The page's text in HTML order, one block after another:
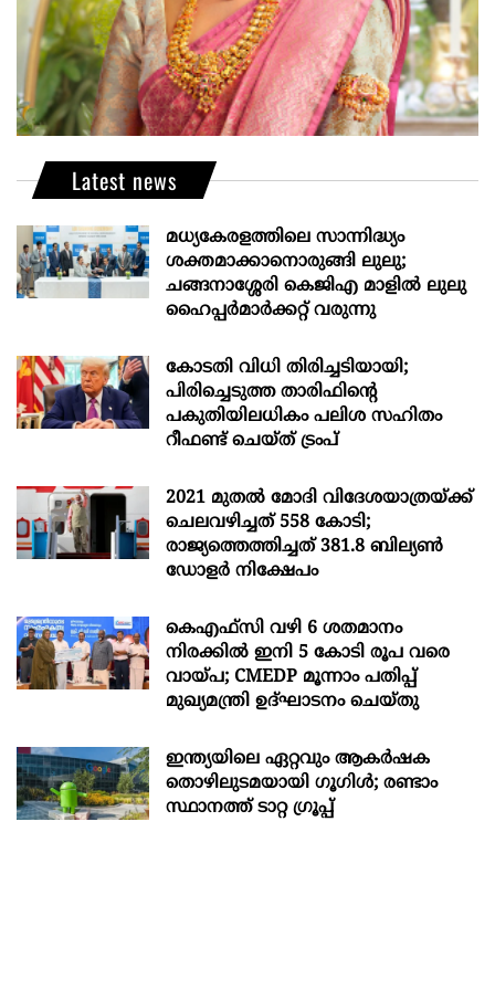
Latest news
മധ്യകേരളത്തിലെ സാന്നിദ്ധ്യം
ശക്തമാക്കാനൊരുങ്ങി ലുലു;
ചങ്ങനാശ്ശേരി കെജിഎ മാളിൽ ലുലു
ഹൈപ്പർമാർക്കറ്റ് വരുന്നു
കോടതി വിധി തിരിച്ചടിയായി;
പിരിച്ചെടുത്ത താരിഫിന്‍റെ
പകുതിയിലധികം പലിശ സഹിതം
റീഫണ്ട് ചെയ്ത് ട്രംപ്
2021 മുതൽ മോദി വിദേശയാത്രയ്ക്ക്
ചെലവഴിച്ചത് 558 കോടി;
രാജ്യത്തെത്തിച്ചത് 381.8 ബില്യൺ
ഡോളർ നിക്ഷേപം
കെഎഫ്സി വഴി 6 ശതമാനം
നിരക്കിൽ ഇനി 5 കോടി രൂപ വരെ
വായ്പ; CMEDP മൂന്നാം പതിപ്പ്
മുഖ്യമന്ത്രി ഉദ്ഘാടനം ചെയ്തു
ഇന്ത്യയിലെ ഏറ്റവും ആകര്‍ഷക
തൊഴിലുടമയായി ഗൂഗിള്‍; രണ്ടാം
സ്ഥാനത്ത് ടാറ്റ ഗ്രൂപ്പ്